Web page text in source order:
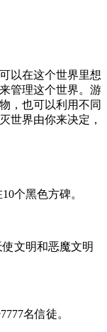
以在这个世界里想
管理这个世界。游
，也可以利用不同
世界由你来决定，
个黑色方碑。
使文明和恶魔文明
名信徒。